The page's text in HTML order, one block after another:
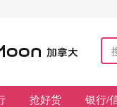
抢好货 银行/